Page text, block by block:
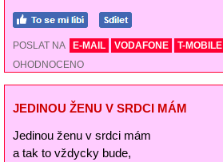
POSLAT NA E-MAIL VODAFONE T-MOBILE
OHODNOCENO
JEDINOU ŽENU V SRDCI MÁM
Jedinou ženu v srdci mám
a tak to vždycky bude,